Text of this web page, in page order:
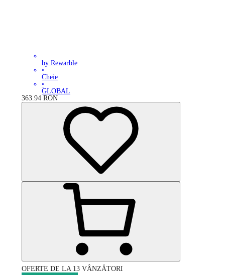
by Rewarble
•
Cheie
•
GLOBAL
363.94 RON
OFERTE DE LA 13 VÂNZĂTORI